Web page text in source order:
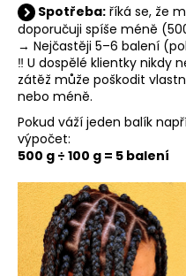
Spotřeba: říká se, že
doporučuji spíše méně
→ Nejčastěji 5–6 balení
‼️ U dospělé klientky nikdy
zátěž může poškodit
nebo méně.
Pokud váží jeden balík
výpočet:
500 g ÷ 100 g = 5 balení